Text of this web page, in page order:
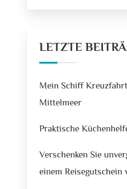
LETZTE
Mein Schiff
Mittelmeer
Praktische
Verschenken Sie
einem Reisegutschein